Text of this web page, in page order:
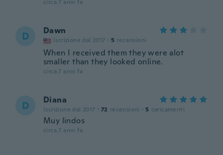
circa 7 anni fa
D Dawn
Iscrizione dal 2017 · 5 recensioni
When I received them they were alot
smaller than they looked online.
circa 7 anni fa
D Diana
Iscrizione dal 2017 · 72 recensioni · 5 caricamenti
Muy lindos
circa 7 anni fa